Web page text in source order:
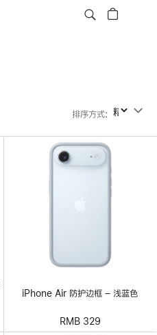
排序方式: 排序方式
iPhone Air 防护边框 – 浅蓝色
RMB 329